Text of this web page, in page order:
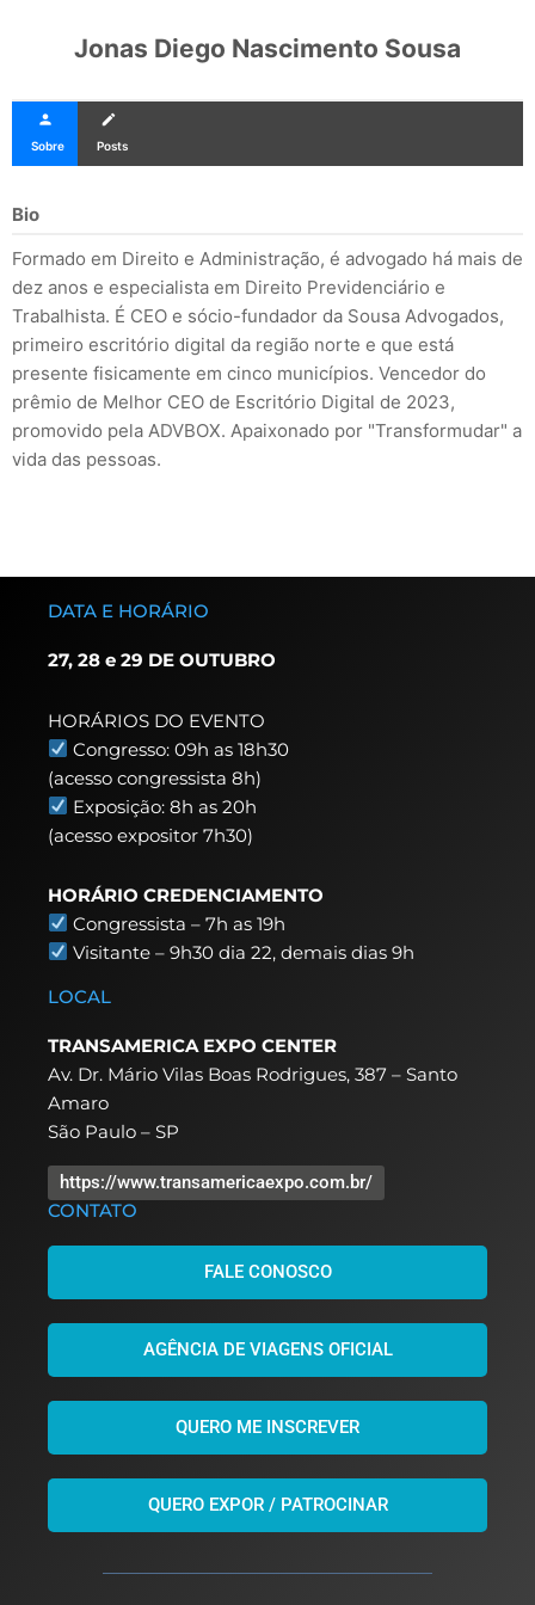
Jonas Diego Nascimento Sousa
person
Sobre
create
Posts
Bio
Formado em Direito e Administração, é advogado há mais de
dez anos e especialista em Direito Previdenciário e
Trabalhista. É CEO e sócio-fundador da Sousa Advogados,
primeiro escritório digital da região norte e que está
presente fisicamente em cinco municípios. Vencedor do
prêmio de Melhor CEO de Escritório Digital de 2023,
promovido pela ADVBOX. Apaixonado por "Transformudar" a
vida das pessoas.
DATA E HORÁRIO
27, 28 e 29 DE OUTUBRO
HORÁRIOS DO EVENTO
Congresso: 09h as 18h30
(acesso congressista 8h)
Exposição: 8h as 20h
(acesso expositor 7h30)
HORÁRIO CREDENCIAMENTO
Congressista – 7h as 19h
Visitante – 9h30 dia 22,demais dias 9h
LOCAL
TRANSAMERICA EXPO CENTER
Av. Dr. Mário Vilas Boas Rodrigues, 387 – Santo
Amaro
São Paulo – SP
https://www.transamericaexpo.com.br/
CONTATO
FALE CONOSCO
AGÊNCIA DE VIAGENS OFICIAL
QUERO ME INSCREVER
QUERO EXPOR / PATROCINAR